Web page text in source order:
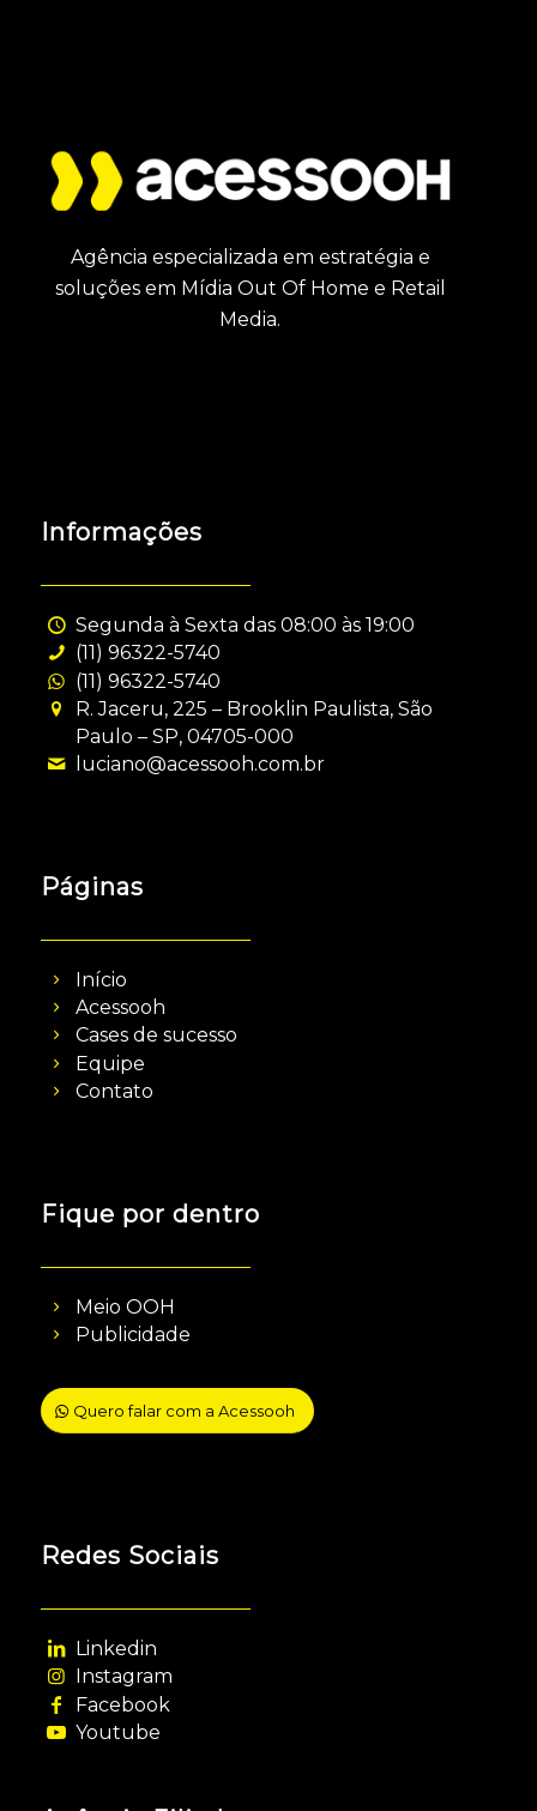
Agência especializada em estratégia e
soluções em Mídia Out Of Home e Retail
Media.
Informações
Segunda à Sexta das 08:00 às 19:00
(11) 96322-5740
(11) 96322-5740
R. Jaceru, 225 – Brooklin Paulista, São
Paulo – SP, 04705-000
luciano@acessooh.com.br
Páginas
Início
Acessooh
Cases de sucesso
Equipe
Contato
Fique por dentro
Meio OOH
Publicidade
Quero falar com a Acessooh
Redes Sociais
Linkedin
Instagram
Facebook
Youtube